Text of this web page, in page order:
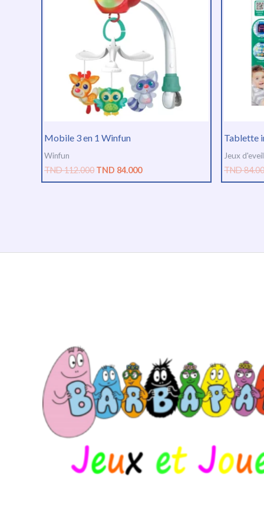
Mobile 3 en 1 Winfun
Winfun
TND112.000
TND
112.000.
TND 84.000
TND
84.000.
Tablette
Jeux d'eveil
TND